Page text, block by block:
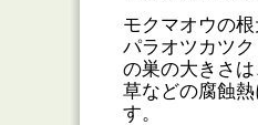
モクマオウの
パラオツカツ
の巣の大きさ
草などの腐蝕
す。